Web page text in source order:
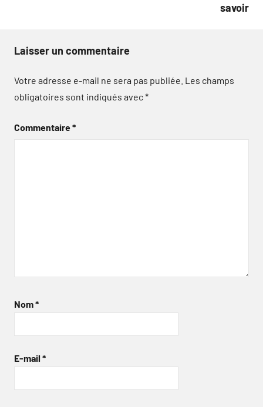
savoir
Laisser un commentaire
Votre adresse e-mail ne sera pas publiée. Les champs
obligatoires sont indiqués avec*
Commentaire*
Nom*
E-mail *